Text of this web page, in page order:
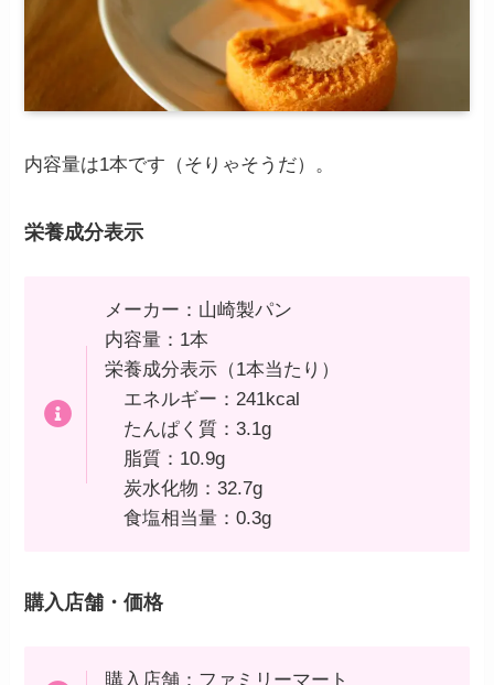
内容量は1本です（そりゃそうだ）。
栄養成分表示
メーカー：山崎製パン
内容量：1本
栄養成分表示（1本当たり）
エネルギー：241kcal
たんぱく質：3.1g
脂質：10.9g
炭水化物：32.7g
食塩相当量：0.3g
購入店舗・価格
購入店舗：ファミリーマート